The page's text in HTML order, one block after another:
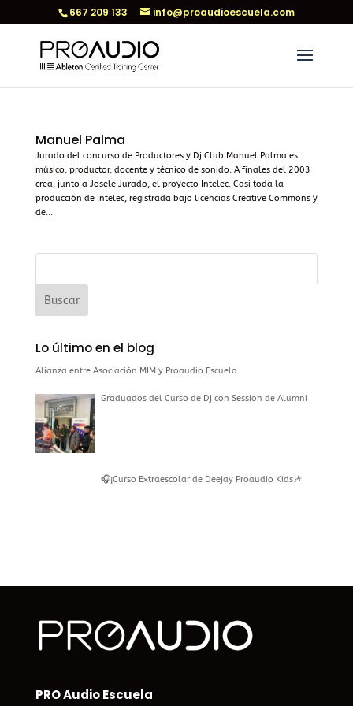
667 209 133 info@proaudioescuela.com
Manuel Palma
Jurado del concurso de Productores y Dj Club Manuel Palma es
músico, productor, docente y técnico de sonido. A finales del 2003
crea, junto a Josele Jurado, el proyecto Intelec. Casi toda la
producción de Intelec, registrada bajo licencias Creative Commons y
de...
Lo último en el blog
Alianza entre Asociación MIM y Proaudio Escuela.
Graduados del Curso de Dj con Session de Alumni
🎧¡Curso Extraescolar de Deejay Proaudio Kids🎶
PRO Audio Escuela